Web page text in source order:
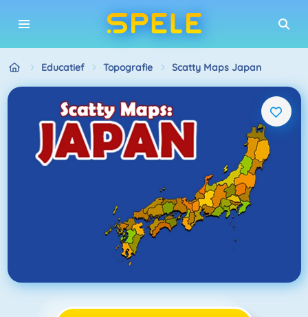
Educatief Topografie Scatty Maps Japan